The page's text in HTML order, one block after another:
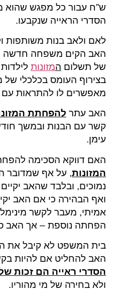
ש”ח עבור כל מפגש שהוא
הסדרי הראייה שנקבעו.
לאם ולאב בנות משותפות
האב הקים משפחה חדשה
של תשלום המזונות
בצירוף העומס בכלכלי
מאפשרים לו להתראות עם
האב עתר להפחתת
קשר עם הבנות ובמשך
עימן.
האם דווקא הסכימה
המזונות, על אף שמדובר
נמוכים, ובלבד שהאב
ואף הבהירה כי אם האב
אמיתי, מעבר לקשר
הפחתה נוספת – אך האב
בית המשפט לא קיבל את
האב להחליט אם להיות
הסדרי ראייה הם זכות
ולא בחירה של מי מהוריו.